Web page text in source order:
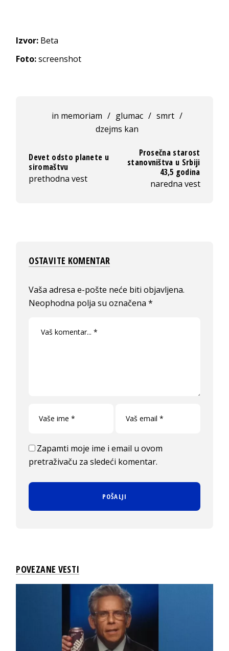
Izvor: Beta
Foto:screenshot
in memoriam / glumac / smrt /
dzejms kan
Devet odsto planete u
siromaštvu
prethodna vest
Prosečna starost
stanovništva u Srbiji
43,5 godina
naredna vest
OSTAVITE KOMENTAR
Vaša adresa e-pošte neće biti objavljena.
Neophodna polja su označena*
Zapamti moje ime i email u ovom
pretraživaču za sledeći komentar.
POVEZANE VESTI